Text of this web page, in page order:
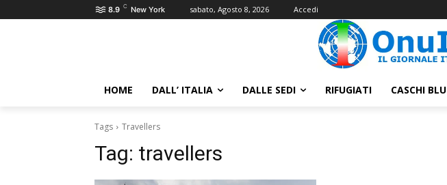
8.9 C New York sabato, Agosto 8, 2026 Accedi
HOME DALL’ ITALIA DALLE SEDI RIFUGIATI CASCHI BLU
Tags Travellers
Tag: travellers